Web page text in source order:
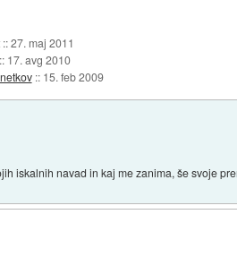
::27. maj 2011
:: 17. avg 2010
:: 15. feb 2009
iskalnih navad in kaj me zanima, še svoje